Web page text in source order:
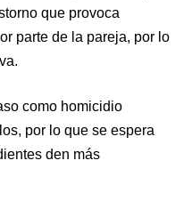
que provoca
parte de la pareja, por lo
como homicidio
por lo que se espera
den más